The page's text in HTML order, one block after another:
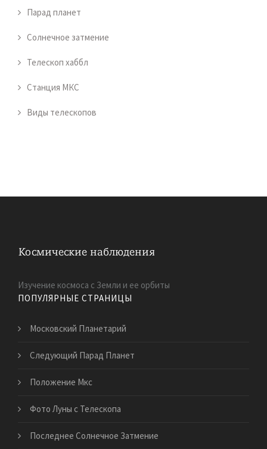
Парад планет
Солнечное затмение
Телескоп хаббл
Станция МКС
Виды телескопов
Изучение космоса с Земли и ее орбиты
ПОПУЛЯРНЫЕ СТРАНИЦЫ
Московский Планетарий
Следующий Парад Планет
Положение Мкс
Фото Луны с Телескопа
Последнее Солнечное Затмение